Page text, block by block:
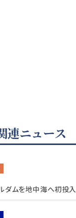
連ニュース
ダムを地中海へ初投入